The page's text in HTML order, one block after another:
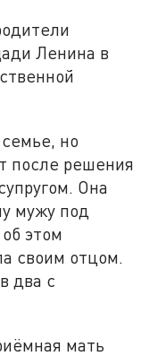
Ленина в
но
после решения
Она
мужу под
этом
своим отцом.
два с
мать